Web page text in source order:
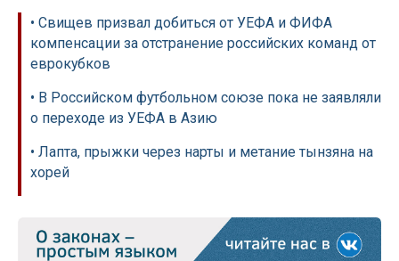
• Свищев призвал добиться от УЕФА и ФИФА
компенсации за отстранение российских команд от
еврокубков
• В Российском футбольном союзе пока не заявляли
о переходе из УЕФА в Азию
• Лапта, прыжки через нарты и метание тынзяна на
хорей